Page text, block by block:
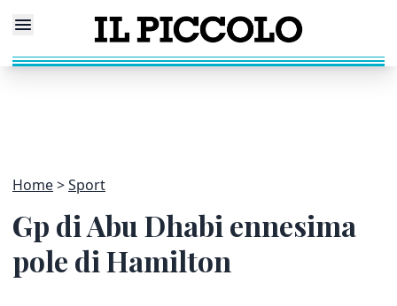
Home Sport
Gp di Abu Dhabi ennesima
pole di Hamilton